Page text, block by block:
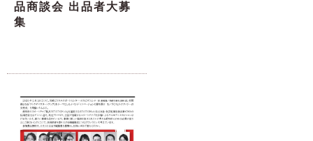
品商談会 出品者大募
集